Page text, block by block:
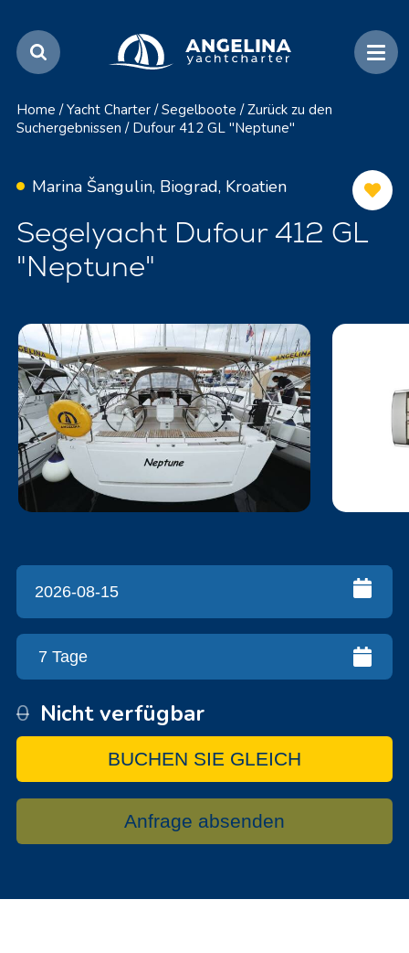
Home / Yacht Charter / Segelboote / Zurück zu den
Suchergebnissen / Dufour 412 GL "Neptune"
Marina Šangulin, Biograd, Kroatien
Segelyacht Dufour 412 GL
"Neptune"
0 Nicht verfügbar
BUCHEN SIE GLEICH
Anfrage absenden